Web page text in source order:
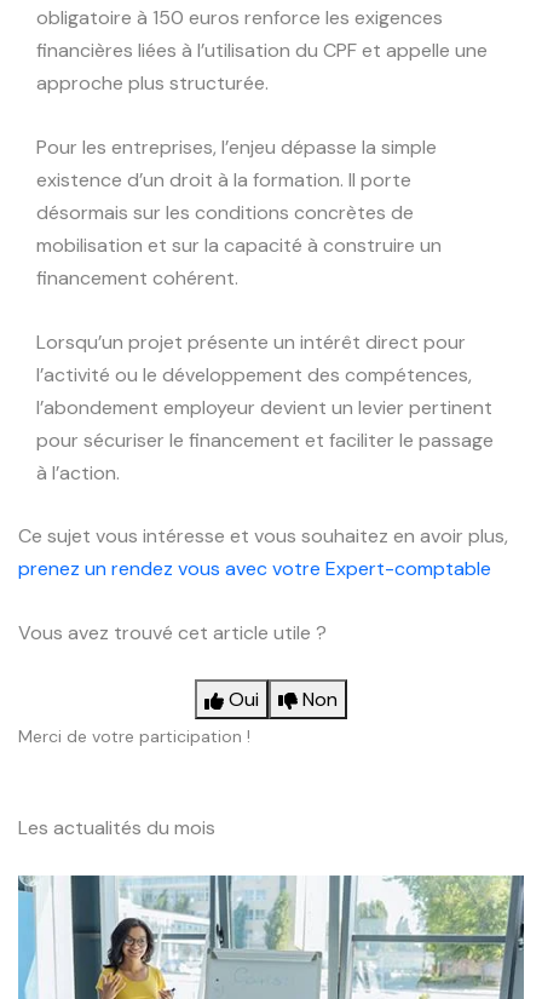
obligatoire à 150 euros renforce les exigences
financières liées à l’utilisation du CPF et appelle une
approche plus structurée.
Pour les entreprises, l’enjeu dépasse la simple
existence d’un droit à la formation. Il porte
désormais sur les conditions concrètes de
mobilisation et sur la capacité à construire un
financement cohérent.
Lorsqu’un projet présente un intérêt direct pour
l’activité ou le développement des compétences,
l’abondement employeur devient un levier pertinent
pour sécuriser le financement et faciliter le passage
à l’action.
Ce sujet vous intéresse et vous souhaitez en avoir plus,
prenez un rendez vous avec votre Expert-comptable
Vous avez trouvé cet article utile ?
Oui Non
Merci de votre participation !
Les actualités du mois